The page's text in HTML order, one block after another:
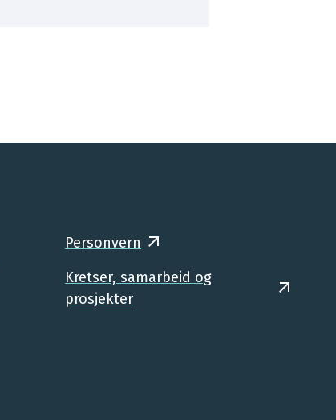
Personvern
Kretser, samarbeid og
prosjekter